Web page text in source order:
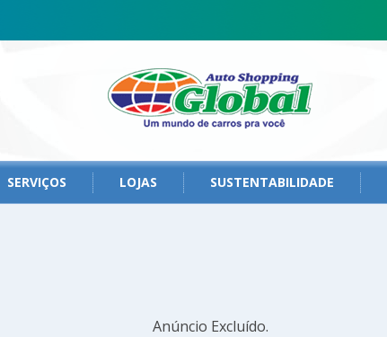
SERVIÇOS LOJAS SUSTENTABILIDADE
Anúncio Excluído.